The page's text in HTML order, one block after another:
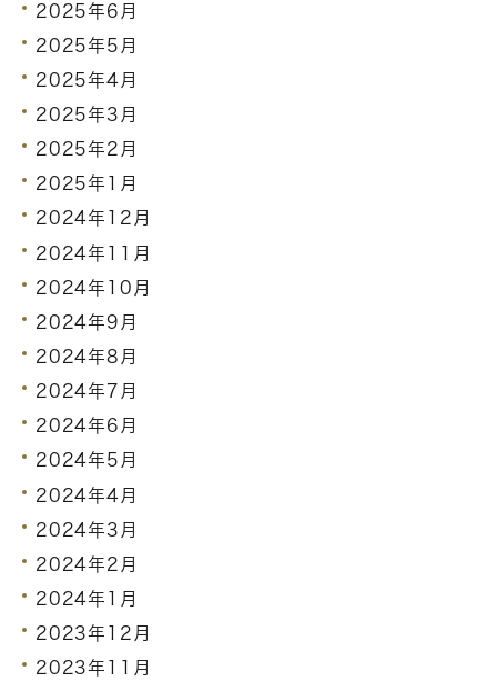
2025年6月
2025年5月
2025年4月
2025年3月
2025年2月
2025年1月
2024年12月
2024年11月
2024年10月
2024年9月
2024年8月
2024年7月
2024年6月
2024年5月
2024年4月
2024年3月
2024年2月
2024年1月
2023年12月
2023年11月